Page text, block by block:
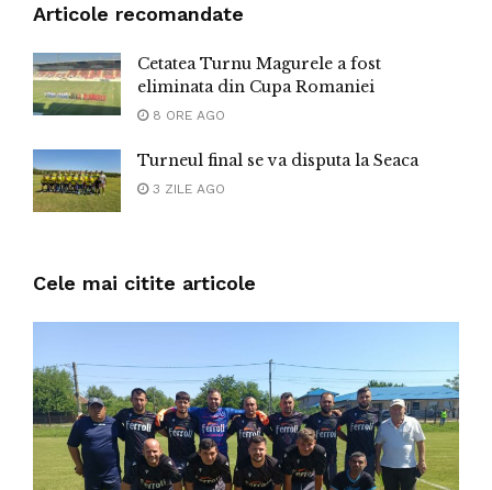
Articole recomandate
Cetatea Turnu Magurele a fost
eliminata din Cupa Romaniei
8 ORE AGO
Turneul final se va disputa la Seaca
3 ZILE AGO
Cele mai citite articole